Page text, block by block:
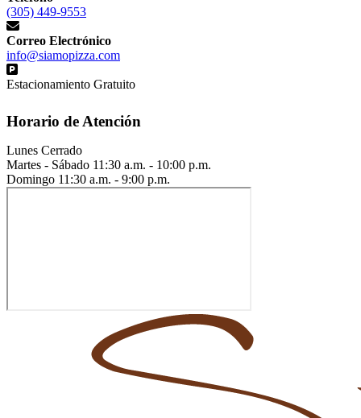
(305) 449-9553
Correo Electrónico
info@siamopizza.com
Estacionamiento Gratuito
Horario de Atención
Lunes Cerrado
Martes - Sábado 11:30 a.m. - 10:00 p.m.
Domingo 11:30 a.m. - 9:00 p.m.